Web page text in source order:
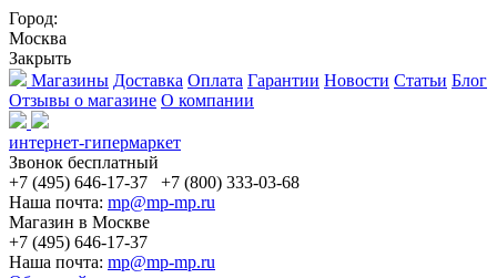
Город:
Москва
Закрыть
Магазины Доставка Оплата Гарантии Новости Статьи Блог
Отзывы о магазине О компании
интернет-гипермаркет
Звонок бесплатный
+7 (495) 646-17-37
+7 (800) 333-03-68
Наша почта: mp@mp-mp.ru
Магазин в Москве
+7 (495) 646-17-37
Наша почта: mp@mp-mp.ru